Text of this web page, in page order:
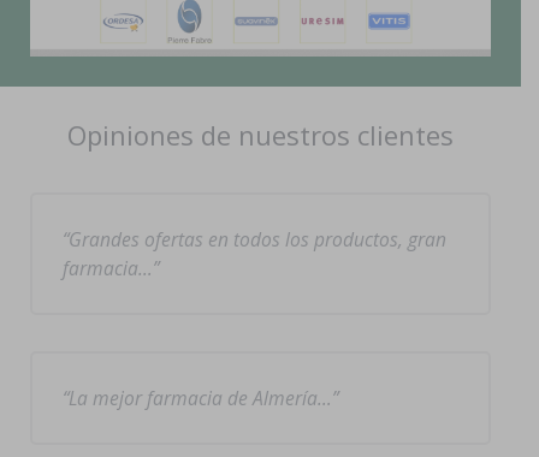
Opiniones de nuestros clientes
Grandes ofertas en todos los productos, gran
farmacia…
La mejor farmacia de Almería…